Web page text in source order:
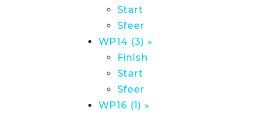
Start
Sfeer
WP14 (3) »
Finish
Start
Sfeer
WP16 (1) »